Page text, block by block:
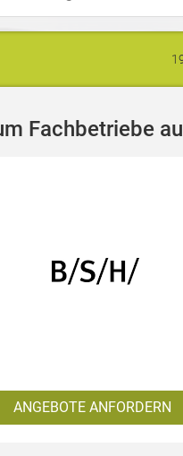
Fachbetriebe
ANGEBOTE ANFORDERN